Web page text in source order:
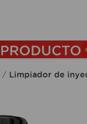
Limpiador de